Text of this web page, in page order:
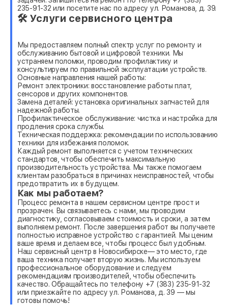
235-91-32 или посетите нас по адресу ул. Романова, д. 39.
🛠 Услуги сервисного центра
Мы предоставляем полный спектр услуг по ремонту и
обслуживанию бытовой и цифровой техники. Мы
устраняем поломки, проводим профилактику и
консультируем по правильной эксплуатации устройств.
Основные направления нашей работы:
Ремонт электроники: восстановление работы плат,
сенсоров и других компонентов.
Замена деталей: установка оригинальных запчастей для
надежной работы.
Профилактическое обслуживание: чистка и настройка для
продления срока службы.
Техническая поддержка: рекомендации по использованию
техники для избежания поломок.
Каждый ремонт выполняется с учетом технических
стандартов, чтобы обеспечить максимальную
производительность устройства. Мы также помогаем
клиентам разобраться в причинах неисправностей, чтобы
предотвратить их в будущем.
Как мы работаем?
Процесс ремонта в нашем сервисном центре прост и
прозрачен. Вы связываетесь с нами, мы проводим
диагностику, согласовываем стоимость и сроки, а затем
выполняем ремонт. После завершения работ вы получаете
полностью исправное устройство с гарантией. Мы ценим
ваше время и делаем все, чтобы процесс был удобным.
Наш сервисный центр в Новосибирске— это место, где
ваша техника получает вторую жизнь. Мы используем
профессиональное оборудование и следуем
рекомендациям производителей, чтобы обеспечить
качество. Обращайтесь по телефону +7 (383) 235-91-32
или приезжайте по адресу ул. Романова, д. 39 — мы
готовы помочь!